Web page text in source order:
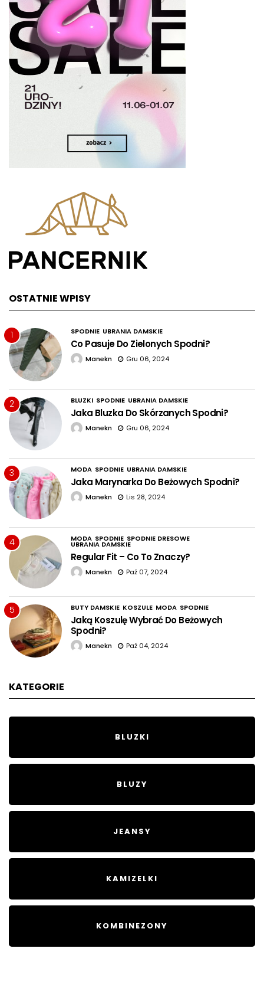
OSTATNIE WPISY
1 SPODNIE UBRANIA DAMSKIE
Co Pasuje Do Zielonych Spodni?
Manekn Gru 06, 2024
2 BLUZKI SPODNIE UBRANIA DAMSKIE
Jaka Bluzka Do Skórzanych Spodni?
Manekn Gru 06, 2024
3 MODA SPODNIE UBRANIA DAMSKIE
Jaka Marynarka Do Beżowych Spodni?
Manekn Lis 28, 2024
4 MODA SPODNIE SPODNIE DRESOWE
UBRANIA DAMSKIE
Regular Fit – Co To Znaczy?
Manekn Paź 07, 2024
5 BUTY DAMSKIE KOSZULE MODA SPODNIE
Jaką Koszulę Wybrać Do Beżowych
Spodni?
Manekn Paź 04, 2024
KATEGORIE
BLUZKI
BLUZY
JEANSY
KAMIZELKI
KOMBINEZONY